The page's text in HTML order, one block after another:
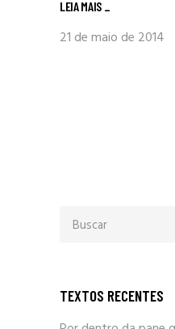
LEIA MAIS _
21 de maio de 2014
por:
TEXTOS RECENTES